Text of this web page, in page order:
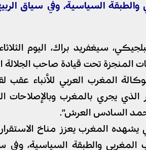
السياسية، وفي سياق
سيغفريد براك، اليوم
المنجزة تحت قيادة صاحب
المغرب العربي للأنباء عقب
الذي يجري بالمغرب وبالإصلاحات
السادس العرش”.
يشهده المغرب يعزز مناخ
والطبقة السياسية، وفي